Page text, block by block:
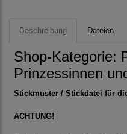
Beschreibung Dateien
Shop-Kategorie:
Prinzessinnen
Stickmuster / Stickdatei für
ACHTUNG!